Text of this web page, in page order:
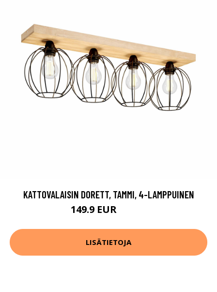
KATTOVALAISIN DORETT, TAMMI, 4-LAMPPUINEN
149.9 EUR
LISÄTIETOJA